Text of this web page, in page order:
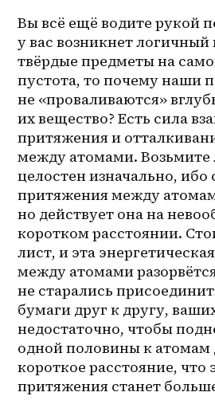
Вы всё ещё водите рукой
у вас возникнет логичный
твёрдые предметы на
пустота, то почему наши
не «проваливаются»
их вещество? Есть сила
притяжения и
между атомами.
целостен изначально, ибо
притяжения между
но действует она на
коротком расстоянии.
лист, и эта
между атомами
не старались
бумаги друг к другу,
недостаточно, чтобы
одной половины к атомам
короткое расстояние, что
притяжения станет